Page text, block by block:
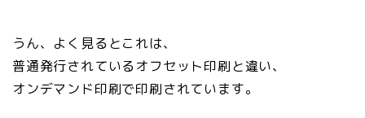
うん、よく見るとこれは、
普通発行されているオフセット印刷と違い、
オンデマンド印刷で印刷されています。